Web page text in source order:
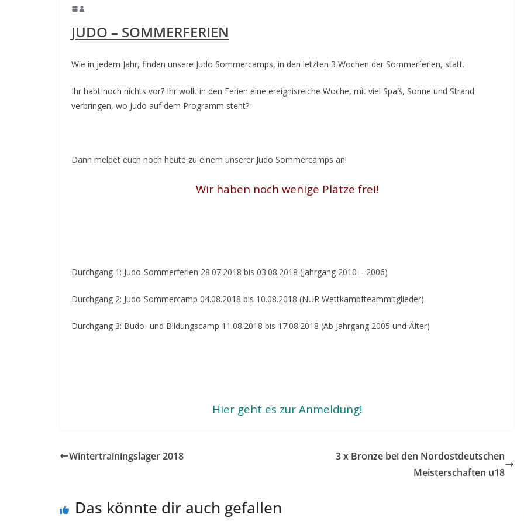
JUDO – SOMMERFERIEN
Wie in jedem Jahr, finden unsere Judo Sommercamps, in den letzten 3 Wochen der Sommerferien, statt.
Ihr habt noch nichts vor? Ihr wollt in den Ferien eine ereignisreiche Woche, mit viel Spaß, Sonne und Strand
verbringen, wo Judo auf dem Programm steht?
Dann meldet euch noch heute zu einem unserer Judo Sommercamps an!
Wir haben noch wenige Plätze frei!
Durchgang 1: Judo-Sommerferien 28.07.2018 bis 03.08.2018 (Jahrgang 2010 – 2006)
Durchgang 2: Judo-Sommercamp 04.08.2018 bis 10.08.2018 (NUR Wettkampfteammitglieder)
Durchgang 3: Budo- und Bildungscamp 11.08.2018 bis 17.08.2018 (Ab Jahrgang 2005 und Älter)
Hier geht es zur Anmeldung!
Wintertrainingslager 2018
3 x Bronze bei den Nordostdeutschen
Meisterschaften u18
Das könnte dir auch gefallen